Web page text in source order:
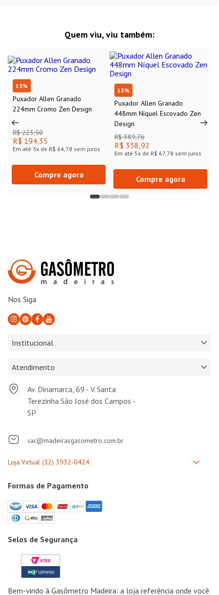
Quem viu, viu também:
13%
Puxador Allen Granado
224mm Cromo Zen Design
R$ 223,50
R$ 194,35
Em até 3x de R$ 64,78 sem juros
Compre agora
13%
Puxador Allen Granado
448mm Níquel Escovado Zen
Design
R$ 389,76
R$ 338,92
Em até 5x de R$ 67,78 sem juros
Compre agora
Nos Siga
Institucional
Atendimento
Av. Dinamarca, 69 - V. Santa
Terezinha São José dos Campos -
SP
sac@madeirasgasometro.com.br
Formas de Pagamento
Selos de Segurança
Bem-vindo à Gasômetro Madeira: a loja referência onde você